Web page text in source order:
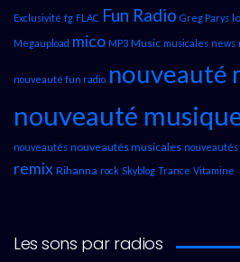
Exclusivité fg FLAC Fun Radio Greg Parys
Megaupload mico MP3 Music musicales news
nouveauté fun radio nouveauté
nouveauté
nouveautés nouveautés musicales
remix Rihanna rock Skyblog Trance Vitamine
Les sons par radios